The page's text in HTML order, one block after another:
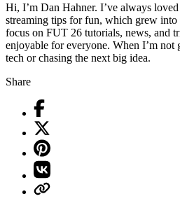
Hi, I’m Dan Hahner. I’ve always
streaming tips for fun, which grew
focus on FUT 26 tutorials, news, and
enjoyable for everyone. When I’m not
tech or chasing the next big idea.
Share